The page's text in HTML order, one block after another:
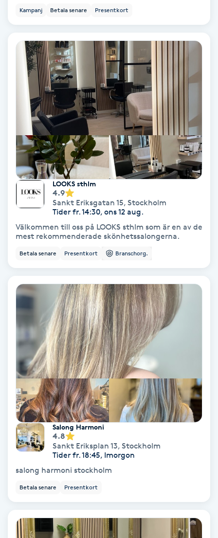
Trådning
Träning
Tvätt & Fön
Vaccination
Vampyrbehandling
Vaxning
Vaxning brasiliansk
Veterinär
Volymfransar
Vårtor
Yin Yoga
Yoga
Yoga Nidra
Zonterapi
Kampanj Betala senare Presentkort
LOOKS sthlm
4.9
Sankt Eriksgatan 15, Stockholm
Tider fr. 14:30, ons 12 aug.
Välkommen till oss på LOOKS sthlm som är en av de
mest rekommenderade skönhetssalongerna.
Betala senare Presentkort Branschorg.
Salong Harmoni
4.8
Sankt Eriksplan 13, Stockholm
Tider fr. 18:45, Imorgon
salong harmoni stockholm
Betala senare Presentkort